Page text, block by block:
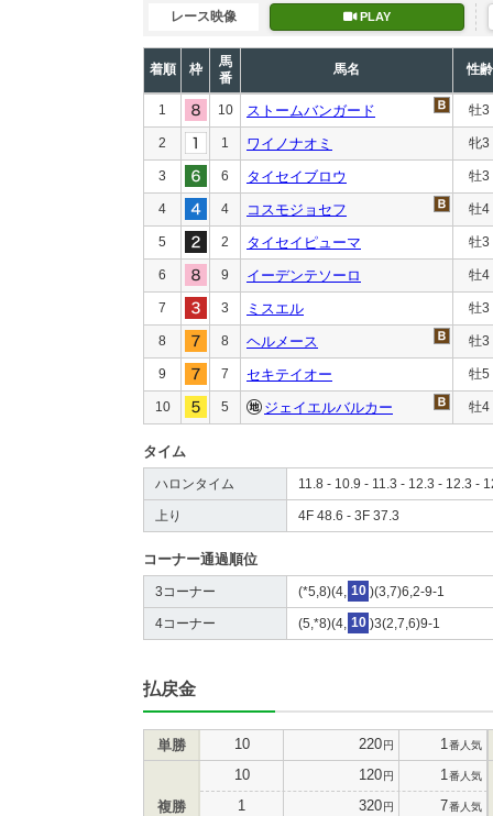
レース映像 PLAY
着順 枠
馬
番
馬名 性齢
1 10 ストームバンガード 牡3
2 1 ワイノナオミ 牝3
3 6 タイセイブロウ 牡3
4 4 コスモジョセフ 牡4
5 2 タイセイピューマ 牡3
6 9 イーデンテソーロ 牡4
7 3 ミスエル 牡3
8 8 ヘルメース 牡3
9 7 セキテイオー 牡5
10 5 ジェイエルバルカー 牡4
タイム
ハロンタイム 11.8 - 10.9 - 11.3 - 12.3 - 12.3 -
上り 4F 48.6 - 3F 37.3
コーナー通過順位
3コーナー (*5,8)(4, 10 )(3,7)6,2-9-1
4コーナー (5,*8)(4, 10 )3(2,7,6)9-1
払戻金
単勝 10 220円 1 番人気
複勝
10 120円 1 番人気
1 320円 7番人気